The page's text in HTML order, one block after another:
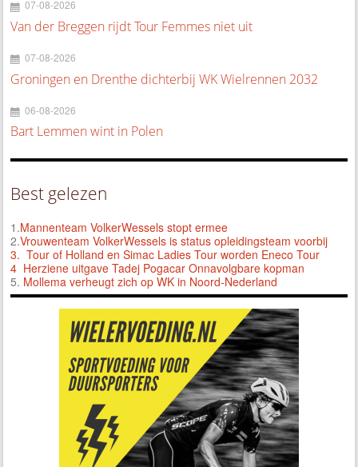
07-08-2026
Van der Breggen rijdt Tour Femmes niet uit
07-08-2026
Groningen en Drenthe dichterbij WK Wielrennen 2032
06-08-2026
Bart Lemmen wint in Polen
Best gelezen
1.Mannenteam VolkerWessels stopt ermee
2.Vrouwenteam VolkerWessels is status opleidingsteam voorbij
3. Tour of Holland en Simac Ladies Tour worden Eneco Tour
4 Herziene uitgave Tadej Pogacar Onnavolgbare kopman
5. Mollema verheugt zich op WK in Noord-Nederland